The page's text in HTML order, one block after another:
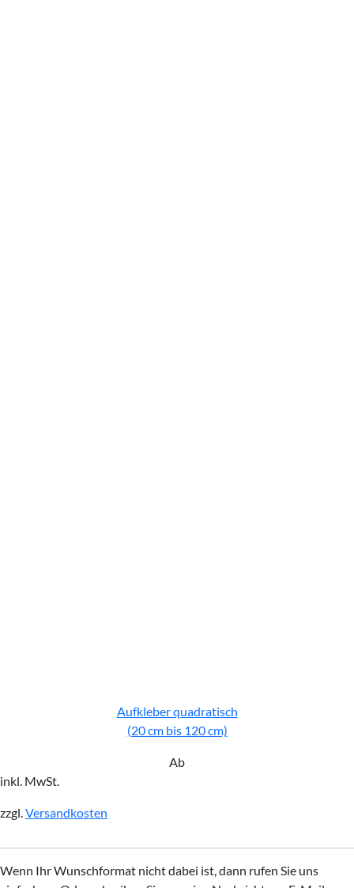
Aufkleber quadratisch
(20 cm bis 120 cm)
Ab
inkl. MwSt.
zzgl.Versandkosten
Wenn Ihr Wunschformat nicht dabei ist, dann rufen Sie uns